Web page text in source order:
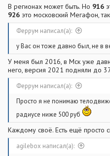
В регионах может быть. Но 916
926 это московский Мегафон,
Феррум написал(а):
у Вас он тоже давно был, не в
У меня был 2016, в Мск уже
него, версия 2021 подняли до
Феррум написал(а):
Просто я не понимаю
радиусе ниже 500 руб
Каждому своё. Есть ещё просто
agilebox написал(а):